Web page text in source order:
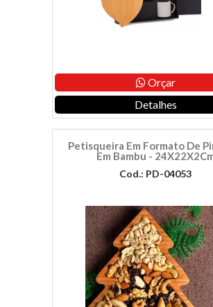
Orçar
Detalhes
Petisqueira Em Formato De
Em Bambu -
Cod.: PD-04053